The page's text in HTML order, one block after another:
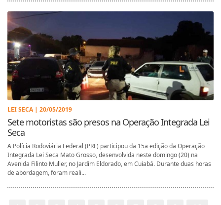
LEI SECA | 20/05/2019
Sete motoristas são presos na Operação Integrada Lei
Seca
A Polícia Rodoviária Federal (PRF) participou da 15a edição da Operação
Integrada Lei Seca Mato Grosso, desenvolvida neste domingo (20) na
Avenida Filinto Muller, no Jardim Eldorado, em Cuiabá. Durante duas horas
de abordagem, foram reali...